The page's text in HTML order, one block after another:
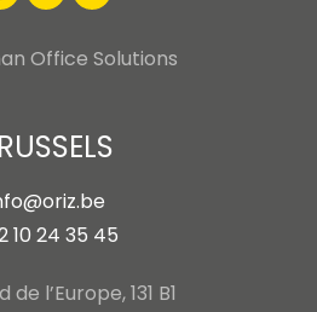
Office Solutions
10 24 35 45
l’Europe, 131 B1